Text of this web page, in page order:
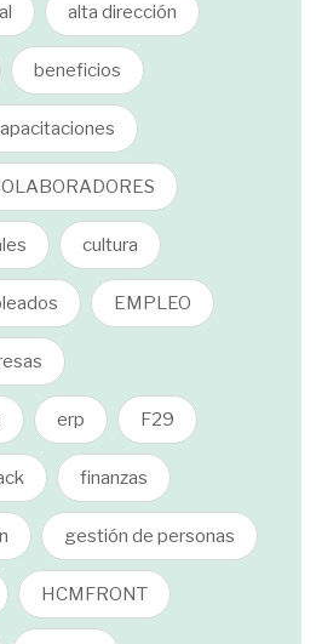
alta dirección
beneficios
cultura
EMPLEO
erp F29
finanzas
gestión de personas
HCMFRONT